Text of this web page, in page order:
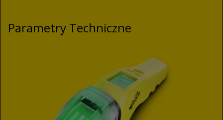
Parametry Techniczne